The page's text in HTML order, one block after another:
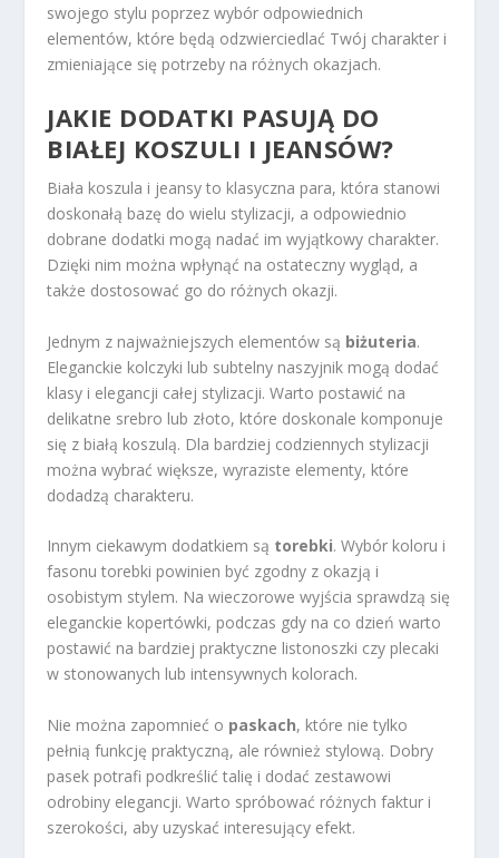
swojego stylu poprzez wybór odpowiednich
elementów, które będą odzwierciedlać Twój charakter i
zmieniające się potrzeby na różnych okazjach.
JAKIE DODATKI PASUJĄ DO
BIAŁEJ KOSZULI I JEANSÓW?
Biała koszula i jeansy to klasyczna para, która stanowi
doskonałą bazę do wielu stylizacji, a odpowiednio
dobrane dodatki mogą nadać im wyjątkowy charakter.
Dzięki nim można wpłynąć na ostateczny wygląd, a
także dostosować go do różnych okazji.
Jednym z najważniejszych elementów są biżuteria.
Eleganckie kolczyki lub subtelny naszyjnik mogą dodać
klasy i elegancji całej stylizacji. Warto postawić na
delikatne srebro lub złoto, które doskonale komponuje
się z białą koszulą. Dla bardziej codziennych stylizacji
można wybrać większe, wyraziste elementy, które
dodadzą charakteru.
Innym ciekawym dodatkiem są torebki. Wybór koloru i
fasonu torebki powinien być zgodny z okazją i
osobistym stylem. Na wieczorowe wyjścia sprawdzą się
eleganckie kopertówki, podczas gdy na co dzień warto
postawić na bardziej praktyczne listonoszki czy plecaki
w stonowanych lub intensywnych kolorach.
Nie można zapomnieć o paskach, które nie tylko
pełnią funkcję praktyczną, ale również stylową. Dobry
pasek potrafi podkreślić talię i dodać zestawowi
odrobiny elegancji. Warto spróbować różnych faktur i
szerokości, aby uzyskać interesujący efekt.